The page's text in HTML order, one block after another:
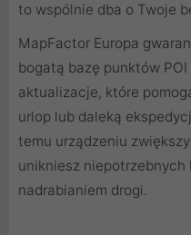
to wspólnie dba o Twoje
MapFactor Europa
bogatą bazę punktów
aktualizacje, które
urlop lub daleką
temu urządzeniu
unikniesz
nadrabianiem drogi.